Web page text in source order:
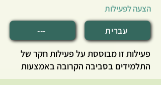
הצעה לפעילות
---
עברית
פעילות זו מבוססת על פעילות חקר של
התלמידים בסביבה הקרובה באמצעות
מפת סיכוני אקלים לאומית של המשרד